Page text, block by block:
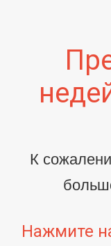
К
Нажмите